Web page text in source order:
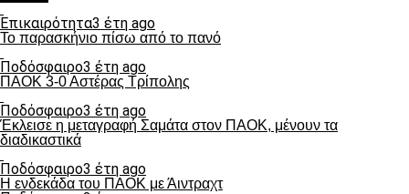
Επικαιρότητα3 έτη ago
Το παρασκήνιο πίσω από το πανό
Ποδόσφαιρο3 έτη ago
ΠΑΟΚ 3-0 Αστέρας Τρίπολης
Ποδόσφαιρο3 έτη ago
Έκλεισε η μεταγραφή Σαμάτα στον ΠΑΟΚ, μένουν τα
διαδικαστικά
Ποδόσφαιρο3 έτη ago
Η ενδεκάδα του ΠΑΟΚ με Άιντραχτ